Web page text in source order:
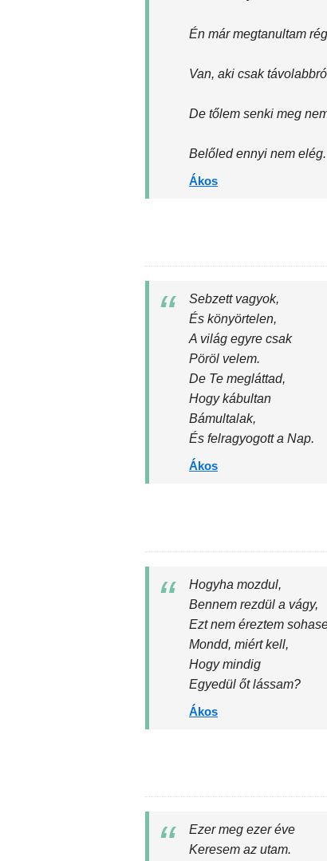
Én már megtanultam rég
Van, aki csak
De tőlem senki meg
Belőled ennyi nem elég.
Ákos
Sebzett vagyok,
És könyörtelen,
A világ egyre csak
Pöröl velem.
De Te megláttad,
Hogy kábultan
Bámultalak,
És felragyogott a Nap.
Ákos
Hogyha mozdul,
Bennem rezdül a vágy,
Ezt nem éreztem
Mondd, miért kell,
Hogy mindig
Egyedül őt lássam?
Ákos
Ezer meg ezer éve
Keresem az utam.